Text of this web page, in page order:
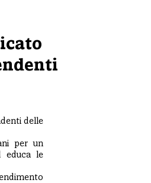
delle
per un
educa le